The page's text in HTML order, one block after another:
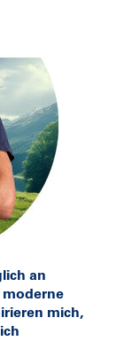
an
moderne
mich,